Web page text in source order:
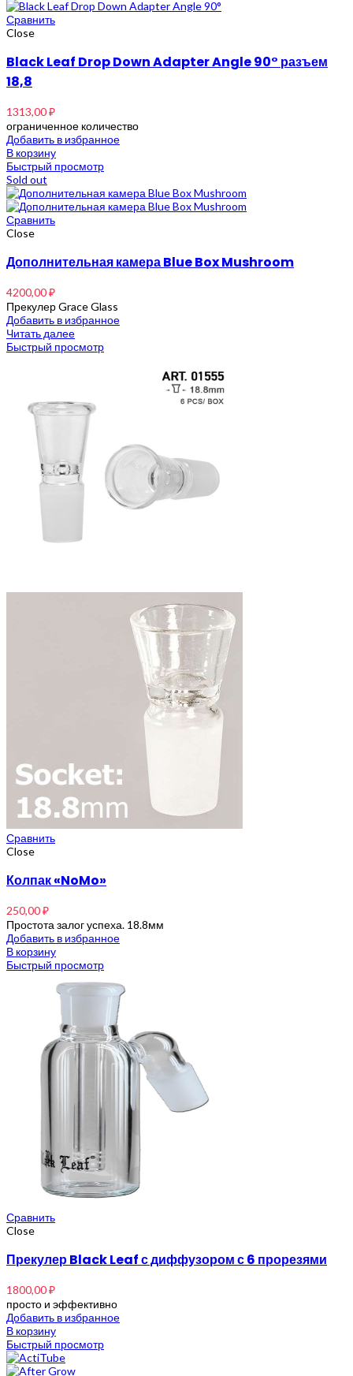
Сравнить
Close
Black Leaf Drop Down Adapter Angle 90° разъем
18,8
1313,00₽
ограниченное количество
Добавить в избранное
В корзину
Быстрый просмотр
Sold out
Сравнить
Close
Дополнительная камера Blue Box Mushroom
4200,00₽
Прекулер Grace Glass
Добавить в избранное
Читать далее
Быстрый просмотр
Сравнить
Close
Колпак «NoMo»
250,00₽
Простота залог успеха. 18.8мм
Добавить в избранное
В корзину
Быстрый просмотр
Сравнить
Close
Прекулер Black Leaf с диффузором с 6 прорезями
1800,00₽
просто и эффективно
Добавить в избранное
В корзину
Быстрый просмотр